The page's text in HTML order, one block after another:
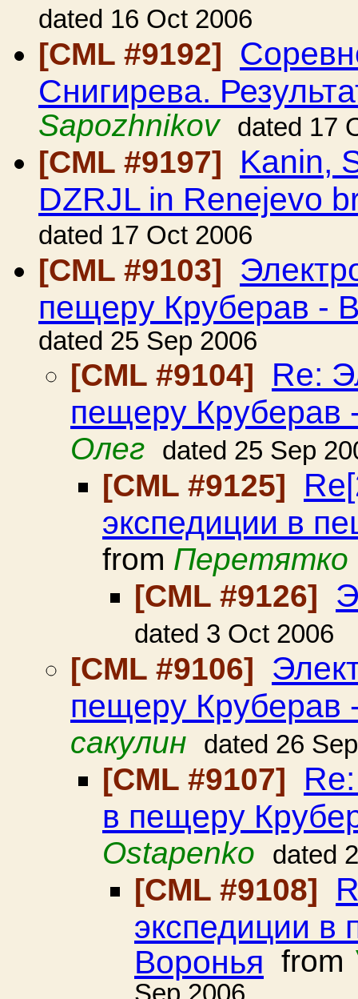
dated 16 Oct 2006
[CML #9192]
Снигирева.
Sapozhnikov
dated 17
[CML #9197] Kanin,
DZRJL in Renejevo
dated 17 Oct 2006
[CML #9103]
пещеру Круберав -
dated 25 Sep 2006
[CML #9104]
Re:
пещеру Круберав
Олег dated 25 Sep
[CML #9125]
экспедиции в
from Перетятко
[CML #9126]
dated 3 Oct 2006
[CML #9106]
пещеру Круберав
сакулин dated 26
[CML #9107]
в пещеру
Ostapenko dated
[CML #9108]
экспедиции в
Воронья from